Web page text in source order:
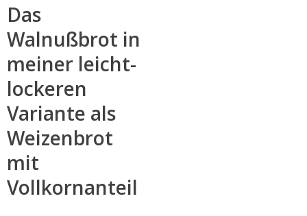
Das
Walnußbrot in
meiner leicht-
lockeren
Variante als
Weizenbrot
mit
Vollkornanteil